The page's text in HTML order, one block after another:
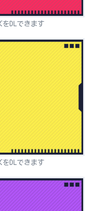
DLできます
DLできます